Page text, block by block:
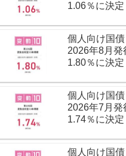
1.06％に決定
個人向け国
2026年8月発
1.80％に決定
個人向け国
2026年7月発
1.74％に決定
個人向け国